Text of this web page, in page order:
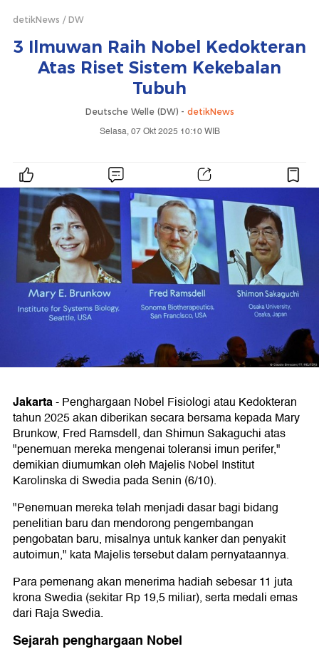
detikNews DW
3 Ilmuwan Raih Nobel Kedokteran
Atas Riset Sistem Kekebalan
Tubuh
Deutsche Welle (DW) - detikNews
Selasa, 07 Okt 2025 10:10 WIB
Jakarta-Penghargaan Nobel Fisiologi atau Kedokteran
tahun 2025 akan diberikan secara bersama kepada Mary
Brunkow, Fred Ramsdell, dan Shimun Sakaguchi atas
"penemuan mereka mengenai toleransi imun perifer,"
demikian diumumkan oleh Majelis Nobel Institut
Karolinska di Swedia pada Senin (6/10).
"Penemuan mereka telah menjadi dasar bagi bidang
penelitian baru dan mendorong pengembangan
pengobatan baru, misalnya untuk kanker dan penyakit
autoimun," kata Majelis tersebut dalam pernyataannya.
Para pemenang akan menerima hadiah sebesar 11 juta
krona Swedia (sekitar Rp 19,5 miliar), serta medali emas
dari Raja Swedia.
Sejarah penghargaan Nobel